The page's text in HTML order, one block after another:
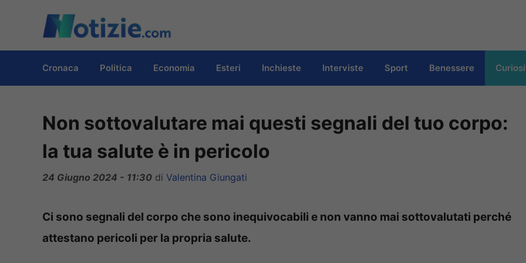
contenuto
Cronaca Politica Economia Esteri Inchieste Interviste Sport Benessere
Non sottovalutare mai questi segnali del tuo corpo:
la tua salute è in pericolo
24 Giugno 2024 - 11:30 di Valentina Giungati
Ci sono segnali del corpo che sono inequivocabili e non vanno mai sottovalutati perché
attestano pericoli per la propria salute.